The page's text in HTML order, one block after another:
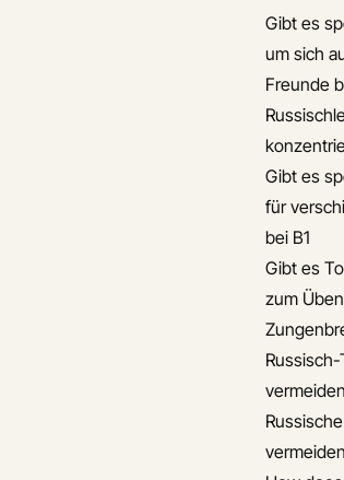
Gibt es
um sich
Freunde
Gibt es
für
bei B1
Gibt es
zum
vermeiden
vermeiden